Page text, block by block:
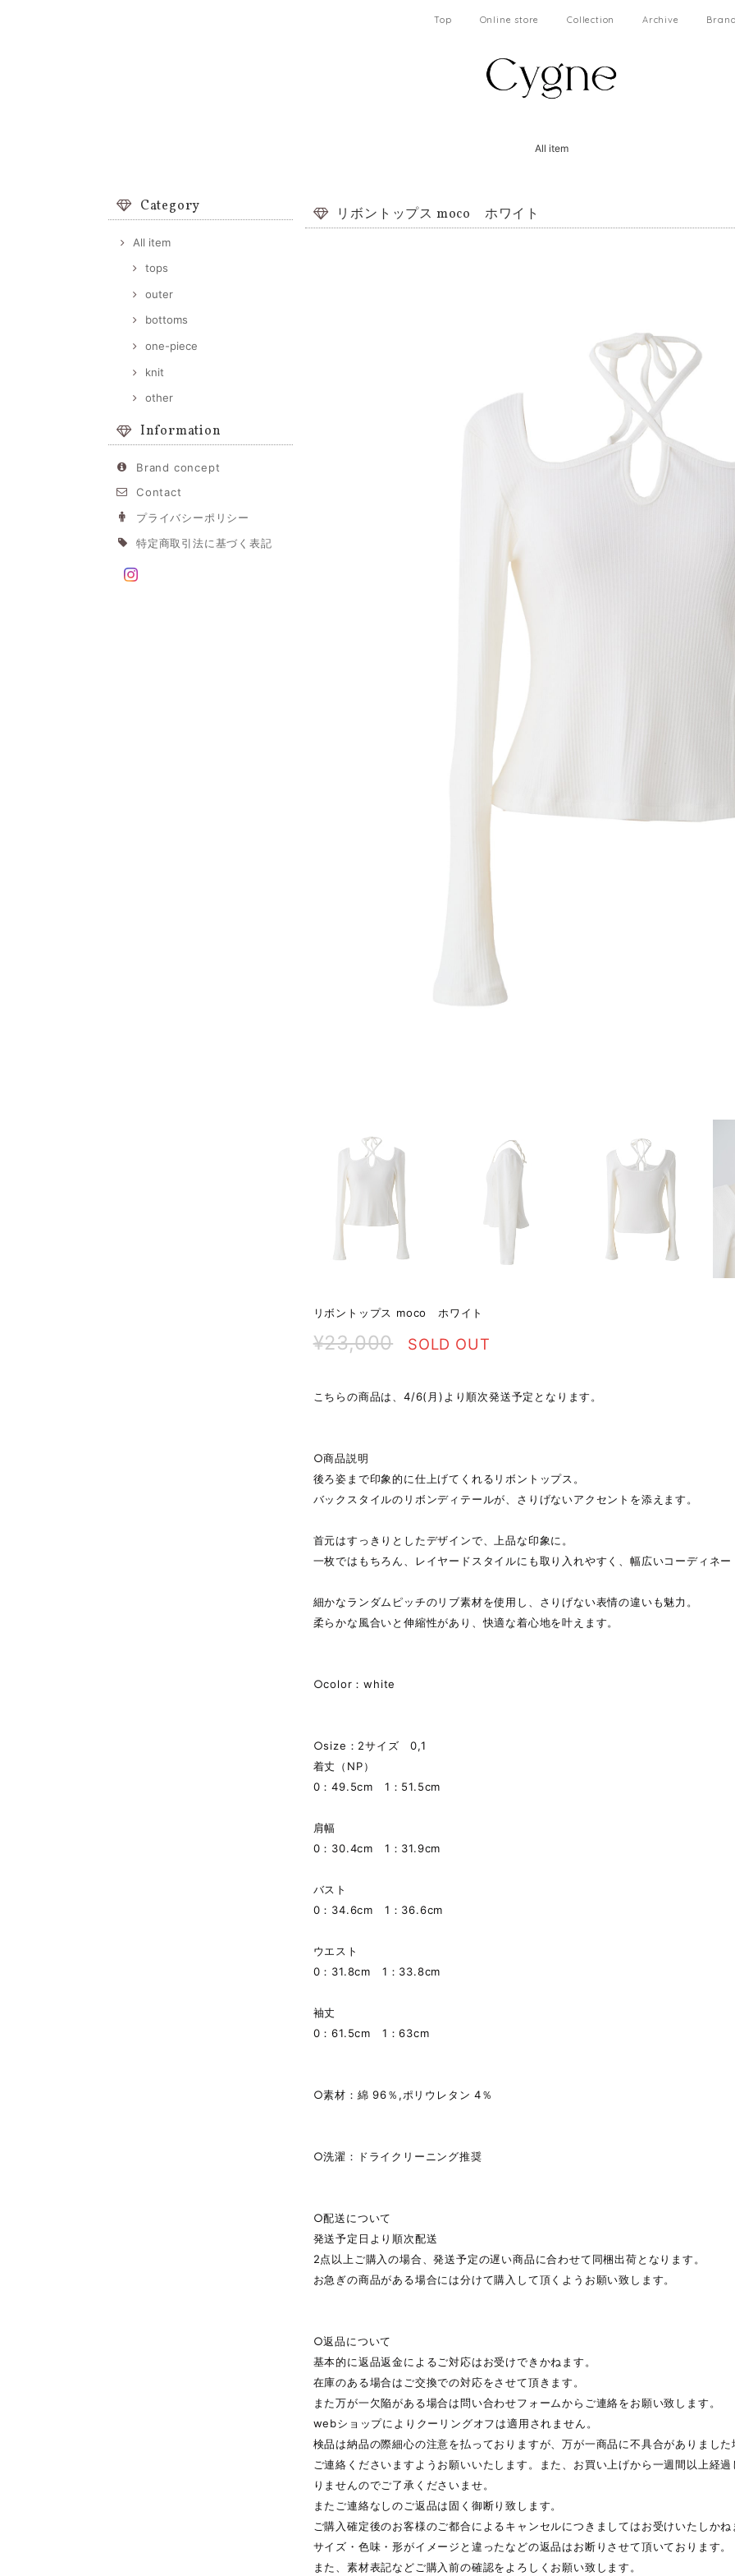
Top Online store Collection Archive
All item
Category
All item
tops
outer
bottoms
one-piece
knit
other
Information
Brand concept
Contact
プライバシーポリシー
特定商取引法に基づく表記
リボントップス moco ホワイト
リボントップス moco ホワイト
¥23,000 SOLD OUT
こちらの商品は、4/6(月)より順次発送予定となります。
○商品説明
後ろ姿まで印象的に仕上げてくれるリボントップス。
バックスタイルのリボンディテールが、さりげないアクセントを添えます。
首元はすっきりとしたデザインで、上品な印象に。
一枚ではもちろん、レイヤードスタイルにも取り入れやすく、幅広いコーディネー
細かなランダムピッチのリブ素材を使用し、さりげない表情の違いも魅力。
柔らかな風合いと伸縮性があり、快適な着心地を叶えます。
○color：white
○size：2サイズ 0,1
着丈（NP）
0：49.5cm 1：51.5cm
肩幅
0：30.4cm 1：31.9cm
バスト
0：34.6cm 1：36.6cm
ウエスト
0：31.8cm 1：33.8cm
袖丈
0：61.5cm 1：63cm
○素材：綿 96％,ポリウレタン 4％
○洗濯：ドライクリーニング推奨
○配送について
発送予定日より順次配送
2点以上ご購入の場合、発送予定の遅い商品に合わせて同梱出荷となります。
お急ぎの商品がある場合には分けて購入して頂くようお願い致します。
○返品について
基本的に返品返金によるご対応はお受けできかねます。
在庫のある場合はご交換での対応をさせて頂きます。
また万が一欠陥がある場合は問い合わせフォームからご連絡をお願い致します。
webショップによりクーリングオフは適用されません。
検品は納品の際細心の注意を払っておりますが、万が一商品に不具合がありまし
ご連絡くださいますようお願いいたします。また、お買い上げから一週間以上経
りませんのでご了承くださいませ。
またご連絡なしのご返品は固く御断り致します。
ご購入確定後のお客様のご都合によるキャンセルにつきましてはお受けいたしかね
サイズ・色味・形がイメージと違ったなどの返品はお断りさせて頂いております。
また、素材表記などご購入前の確認をよろしくお願い致します。